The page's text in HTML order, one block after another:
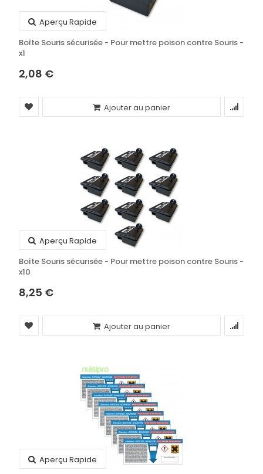
Aperçu Rapide
Boîte Souris sécurisée - Pour mettre poison contre Souris -
x1
2,08 €
Ajouter au panier
Aperçu Rapide
Boîte Souris sécurisée - Pour mettre poison contre Souris -
x10
8,25 €
Ajouter au panier
Aperçu Rapide